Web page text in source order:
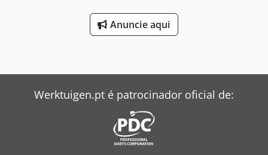
Anuncie aqui
Werktuigen.pt é patrocinador oficial de: